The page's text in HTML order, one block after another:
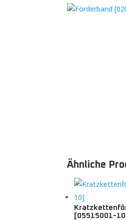
Ähnliche
[05515001-